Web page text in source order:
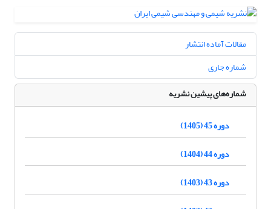
مقالات آماده انتشار
شماره جاری
شماره‌های پیشین نشریه
دوره 45 (1405)
دوره 44 (1404)
دوره 43 (1403)